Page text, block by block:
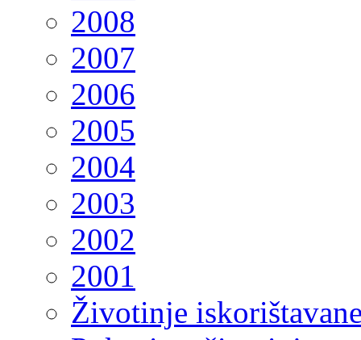
2008
2007
2006
2005
2004
2003
2002
2001
Životinje